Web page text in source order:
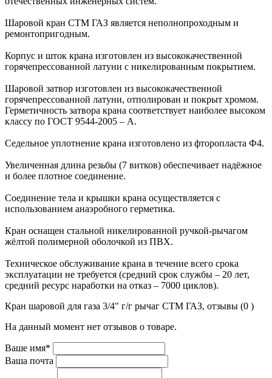
Шаровой кран СТМ ГАЗ является неполнопроходным и
ремонтопригодным.
Корпус и шток крана изготовлен из высококачественной
горячепрессованной латуни с никелированным покрытием.
Шаровой затвор изготовлен из высококачественной
горячепрессованной латуни, отполирован и покрыт хромом.
Герметичность затвора крана соответствует наиболее высоком
классу по ГОСТ 9544-2005 – А.
Седельное уплотнение крана изготовлено из фторопласта Ф4.
Увеличенная длина резьбы (7 витков) обеспечивает надёжное
и более плотное соединение.
Соединение тела и крышки крана осуществляется с
использованием анаэробного герметика.
Кран оснащен стальной никелированной ручкой-рычагом
жёлтой полимерной оболочкой из ПВХ.
Техническое обслуживание крана в течение всего срока
эксплуатации не требуется (средний срок службы – 20 лет,
средний ресурс наработки на отказ – 7000 циклов).
Кран шаровой для газа 3/4" г/г рычаг CTM ГАЗ, отзывы (0 )
На данный момент нет отзывов о товаре.
Ваше имя*
Ваша почта